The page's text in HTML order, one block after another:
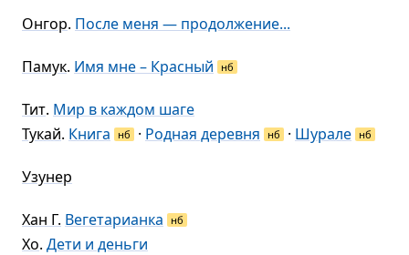
Онгор. После меня — продолжение...
Памук. Имя мне – Красный нб
Тит. Мир в каждом шаге
Тукай. Книга нб · Родная деревня нб · Шурале нб
Узунер
Хан Г. Вегетарианка нб
Хо. Дети и деньги